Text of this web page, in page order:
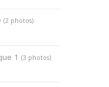
(2 photos)
1(3 photos)